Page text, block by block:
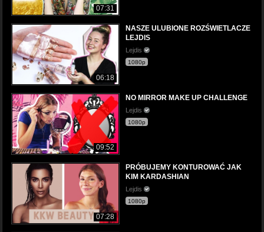
07:31
06:18
NASZE ULUBIONE ROZŚWIETLACZE
LEJDIS
Lejdis
1080p
09:52
NO MIRROR MAKE UP CHALLENGE
Lejdis
1080p
07:28
PRÓBUJEMY KONTUROWAĆ JAK
KIM KARDASHIAN
Lejdis
1080p